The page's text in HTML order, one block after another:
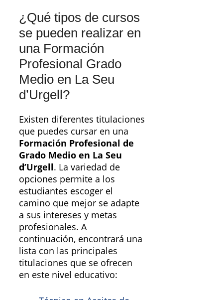
¿Qué tipos de cursos
se pueden realizar en
una Formación
Profesional Grado
Medio en La Seu
d’Urgell?
Existen diferentes titulaciones
que puedes cursar en una
Formación Profesional de
Grado Medio en La Seu
d’Urgell. La variedad de
opciones permite a los
estudiantes escoger el
camino que mejor se adapte
a sus intereses y metas
profesionales. A
continuación, encontrará una
lista con las principales
titulaciones que se ofrecen
en este nivel educativo: